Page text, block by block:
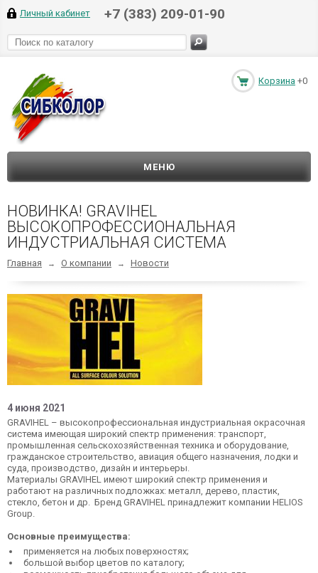
Личный кабинет +7 (383) 209-01-90
Корзина +0
МЕНЮ
НОВИНКА! GRAVIHEL
ВЫСОКОПРОФЕССИОНАЛЬНАЯ
ИНДУСТРИАЛЬНАЯ СИСТЕМА
Главная → О компании → Новости
4 июня 2021
GRAVIHEL – высокопрофессиональная индустриальная окрасочная
система имеющая широкий спектр применения: транспорт,
промышленная сельскохозяйственная техника и оборудование,
гражданское строительство, авиация общего назначения, лодки и
суда, производство, дизайн и интерьеры.
Материалы GRAVIHEL имеют широкий спектр применения и
работают на различных подложках: металл, дерево, пластик,
стекло, бетон и др. Бренд GRAVIHEL принадлежит компании HELIOS
Group.
Основные преимущества:
применяется на любых поверхностях;
большой выбор цветов по каталогу;